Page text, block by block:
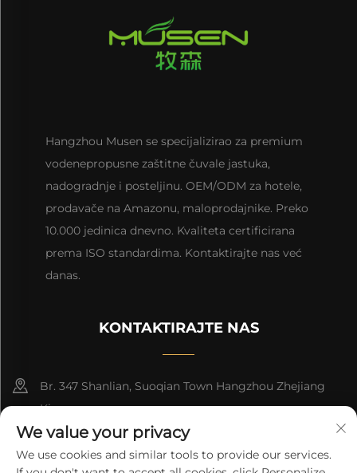
Hangzhou Musen se specijalizirao za premium
vodenepropusne zaštitne čuvale jastuka,
nadogradnje i posteljinu. OEM/ODM za hotele,
prodavače na Amazonu, maloprodajnike. Preko
10.000 jedinica dnevno. Kvaliteta certificirana
prema ISO standardima. Kontaktirajte nas već
danas.
KONTAKTIRAJTE NAS
Br. 347 Shanlian, Suoqian Town Hangzhou Zhejiang
Kina
+86-15957161288
We value your privacy
We use cookies and similar tools to provide our services.